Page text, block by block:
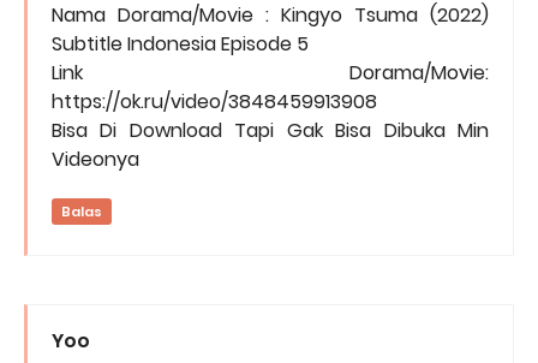
Nama Dorama/Movie : Kingyo Tsuma (2022)
Subtitle Indonesia Episode 5
Link Dorama/Movie:
https://ok.ru/video/3848459913908
Bisa Di Download Tapi Gak Bisa Dibuka Min
Videonya
Balas
Yoo